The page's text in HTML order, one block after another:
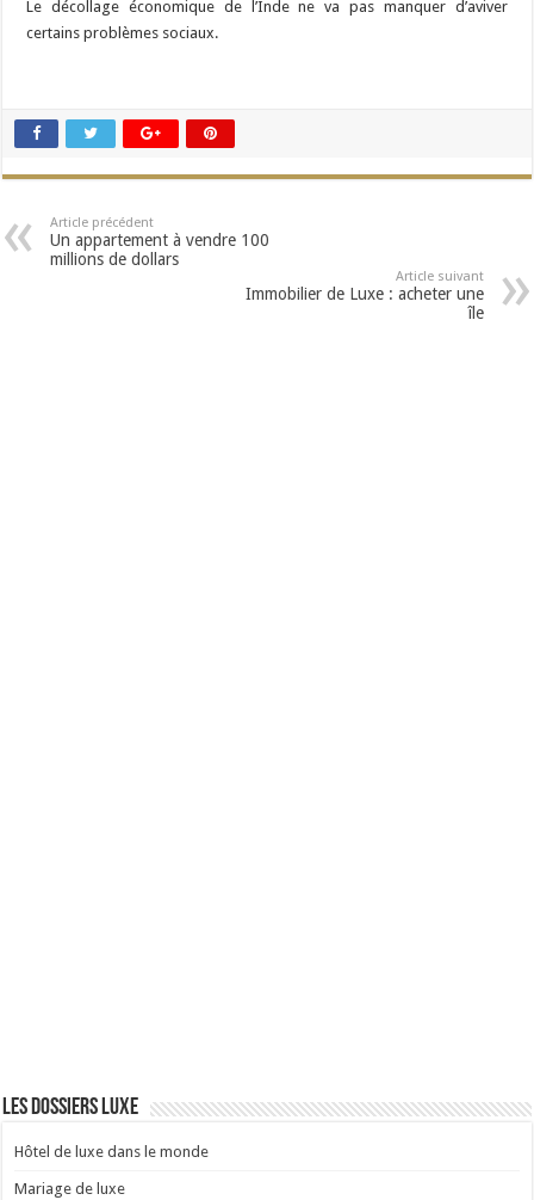
Le décollage économique de l’Inde ne va pas manquer d’aviver
certains problèmes sociaux.
Article précédent
Un appartement à vendre 100
millions de dollars
Article suivant
Immobilier de Luxe : acheter une
île
Les dossiers Luxe
Hôtel de luxe dans le monde
Mariage de luxe